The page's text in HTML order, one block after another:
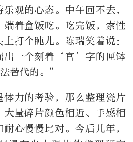
观的心态。中午回不去，
端着盒饭吃。吃完饭，索性
打个盹儿。陈瑞笑着说：
出一个刻着‘官’字的匣钵
替代的。”
体力的考验，那么整理瓷片
大量碎片颜色相近、手感相
心慢慢比对。今后几年，